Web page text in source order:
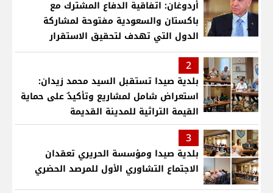
أردوغان: اتفاقية الدفاع المشترك مع
باكستان والسعودية مفتوحة لمشاركة
الدول التي تهدف لتحقيق الاستقرار
بمنطقتنا
2
بلدية صيدا تستقبل السيد محمد زيدان:
استعراض شامل لمشاريع وتأكيدٌ على حماية
القيمة التراثية للمدينة القديمة
3
بلدية صيدا ومؤسسة الحريري تعقدان
الاجتماع التشاوري الأول للمرصد الحضري